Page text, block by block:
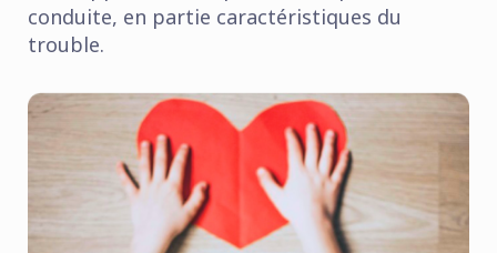
conduite, en partie caractéristiques du
trouble.